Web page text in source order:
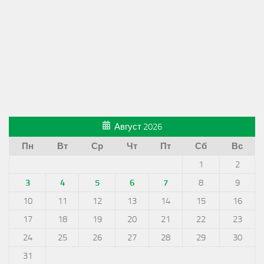
Август 2026
Пн
Вт Ср Чт Пт Сб
Вс
1
2
3
4 5 6 7 8
9
10
11 12 13 14 15
16
17
18 19 20 21 22
23
24
25 26 27 28 29
30
31